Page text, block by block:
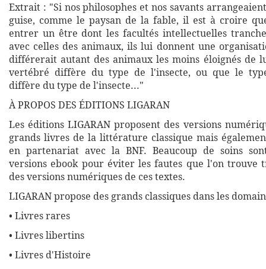
Extrait : "Si nos philosophes et nos savants
guise, comme le paysan de la fable, il est à croire
entrer un être dont les facultés intellectuelles
avec celles des animaux, ils lui donnent une
différerait autant des animaux les moins éloignés de
vertébré diffère du type de l'insecte, ou que le
diffère du type de l'insecte..."
À PROPOS DES ÉDITIONS LIGARAN
Les éditions LIGARAN proposent des versions
grands livres de la littérature classique mais
en partenariat avec la BNF. Beaucoup de soins
versions ebook pour éviter les fautes que l'on trouve
des versions numériques de ces textes.
LIGARAN propose des grands classiques dans les
• Livres rares
• Livres libertins
• Livres d'Histoire